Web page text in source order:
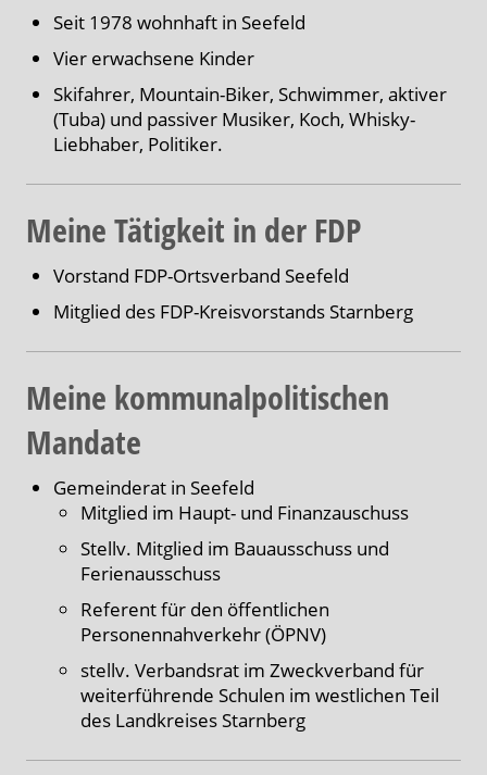
Seit 1978 wohnhaft in Seefeld
Vier erwachsene Kinder
Skifahrer, Mountain-Biker, Schwimmer, aktiver
(Tuba) und passiver Musiker, Koch, Whisky-
Liebhaber, Politiker.
Meine Tätigkeit in der FDP
Vorstand FDP-Ortsverband Seefeld
Mitglied des FDP-Kreisvorstands Starnberg
Meine kommunalpolitischen
Mandate
Gemeinderat in Seefeld
Mitglied im Haupt- und Finanzauschuss
Stellv. Mitglied im Bauausschuss und
Ferienausschuss
Referent für den öffentlichen
Personennahverkehr (ÖPNV)
stellv. Verbandsrat im Zweckverband für
weiterführende Schulen im westlichen Teil
des Landkreises Starnberg